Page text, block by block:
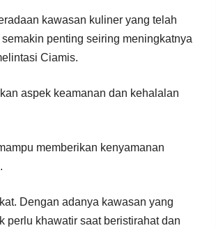
kawasan kuliner yang telah
penting seiring meningkatnya
Ciamis.
aspek keamanan dan kehalalan
memberikan kenyamanan
Dengan adanya kawasan yang
perlu khawatir saat beristirahat dan